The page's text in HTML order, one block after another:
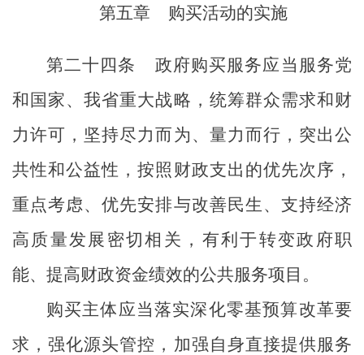
第五章 购买活动的实施
第二十四条
政府购买服务应当服务党
和国家、我省重大战略，统筹群众需求和财
力许可，坚持尽力而为、量力而行，突出公
共性和公益性，按照财政支出的优先次序，
重点考虑、优先安排与改善民生、支持经济
高质量发展密切相关，有利于转变政府职
能、提高财政资金绩效的公共服务项目。
购买主体应当落实深化零基预算改革要
求，强化源头管控 ， 加强自身直接提供服务